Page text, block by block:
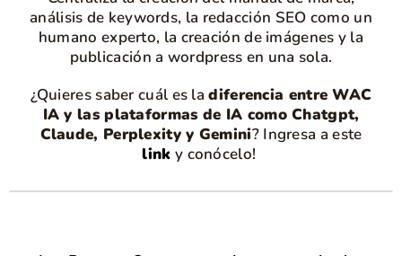
análisis de keywords, la redacción SEO como un
humano experto, la creación de imágenes y la
publicación a wordpress en una sola.
¿Quieres saber cuál es ladiferencia entre WAC
IA y las plataformas de IA como Chatgpt,
Claude, Perplexity y Gemini? Ingresa a este
link y conócelo!